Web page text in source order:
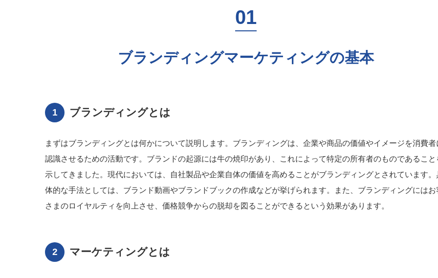
ブランディングマーケティングの基本
ブランディングとは
まずはブランディングとは何かについて説明します。ブランディングは、企業や商品の価値やイメージを消費者
認識させるための活動です。ブランドの起源には牛の焼印があり、これによって特定の所有者のものであること
示してきました。現代においては、自社製品や企業自体の価値を高めることがブランディングとされています。
体的な手法としては、ブランド動画やブランドブックの作成などが挙げられます。また、ブランディングにはお
さまのロイヤルティを向上させ、価格競争からの脱却を図ることができるという効果があります。
マーケティングとは